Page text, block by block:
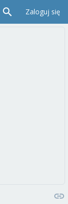
Zaloguj się